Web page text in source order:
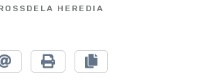
HEREDIA